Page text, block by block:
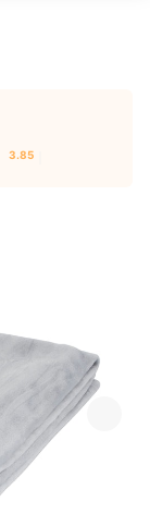
3.85